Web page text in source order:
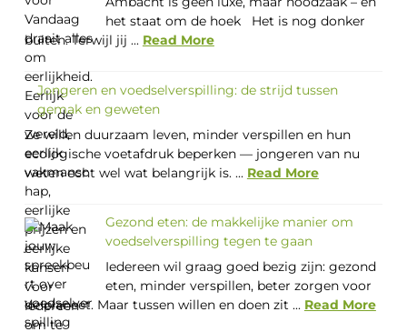
het staat om de hoek Het is nog donker
buiten. Terwijl jij ... Read More
Jongeren en voedselverspilling: de strijd tussen
gemak en geweten
Ze willen duurzaam leven, minder verspillen en hun
ecologische voetafdruk beperken — jongeren van nu
weten echt wel wat belangrijk is. ... Read More
Gezond eten: de makkelijke manier om
voedselverspilling tegen te gaan
Iedereen wil graag goed bezig zijn: gezond
eten, minder verspillen, beter zorgen voor
de planeet. Maar tussen willen en doen zit ... Read More